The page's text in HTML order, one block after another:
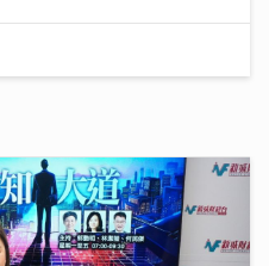
港 首場門票已售逾3萬張
不全
啟德追星 馬來西亞歌手何